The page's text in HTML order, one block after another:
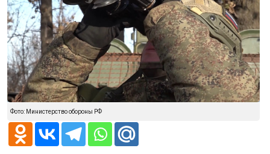
Фото: Министерство обороны РФ